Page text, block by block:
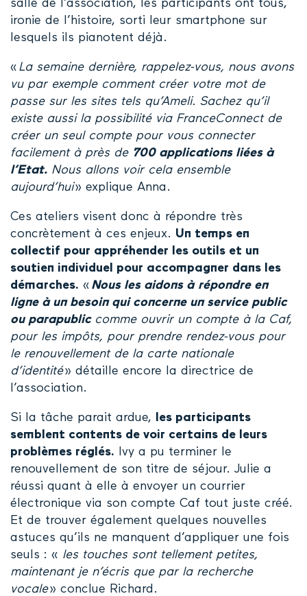
salle de l’association, les participants ont tous,
ironie de l’histoire, sorti leur smartphone sur
lesquels ils pianotent déjà.
« La semaine dernière, rappelez-vous, nous avons
vu par exemple comment créer votre mot de
passe sur les sites tels qu’Ameli. Sachez qu’il
existe aussi la possibilité via FranceConnect de
créer un seul compte pour vous connecter
facilement à près de 700 applications liées à
l’Etat. Nous allons voir cela ensemble
aujourd’hui» explique Anna.
Ces ateliers visent donc à répondre très
concrètement à ces enjeux. Un temps en
collectif pour appréhender les outils et un
soutien individuel pour accompagner dans les
démarches. « Nous les aidons à répondre en
ligne à un besoin qui concerne un service public
ou parapublic comme ouvrir un compte à la Caf,
pour les impôts, pour prendre rendez-vous pour
le renouvellement de la carte nationale
d’identité» détaille encore la directrice de
l’association.
Si la tâche parait ardue,
les participants
semblent contents de voir certains de leurs
problèmes réglés. Ivy a pu terminer le
renouvellement de son titre de séjour. Julie a
réussi quant à elle à envoyer un courrier
électronique via son compte Caf tout juste créé.
Et de trouver également quelques nouvelles
astuces qu’ils ne manquent d’appliquer une fois
seuls : « les touches sont tellement petites,
maintenant je n’écris que par la recherche
vocale» conclue Richard.